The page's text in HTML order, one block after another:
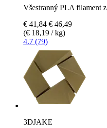
Všestranný PLA filament
€ 41,84 € 46,49
(€ 18,19 / kg)
4.7 (79)
3DJAKE